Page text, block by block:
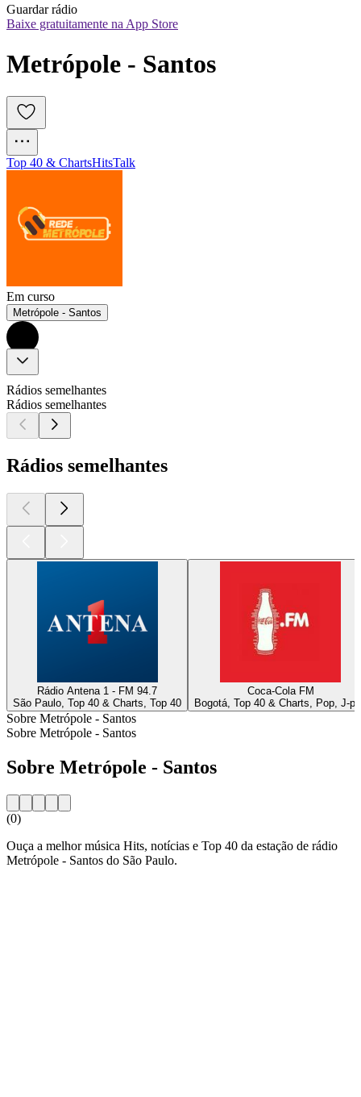
Guardar rádio
Baixe gratuitamente na App Store
Metrópole - Santos
Top 40 & ChartsHitsTalk
Em curso
Metrópole - Santos
Rádios semelhantes
Rádios semelhantes
Rádios semelhantes
Rádio Antena 1 - FM 94.7
São Paulo, Top 40 & Charts, Top 40
Coca-Cola FM
Bogotá, Top 40 & Charts, Pop, J-
Sobre Metrópole - Santos
Sobre Metrópole - Santos
Sobre Metrópole - Santos
(0)
Ouça a melhor música Hits, notícias e Top 40 da estação de rádio
Metrópole - Santos do São Paulo.